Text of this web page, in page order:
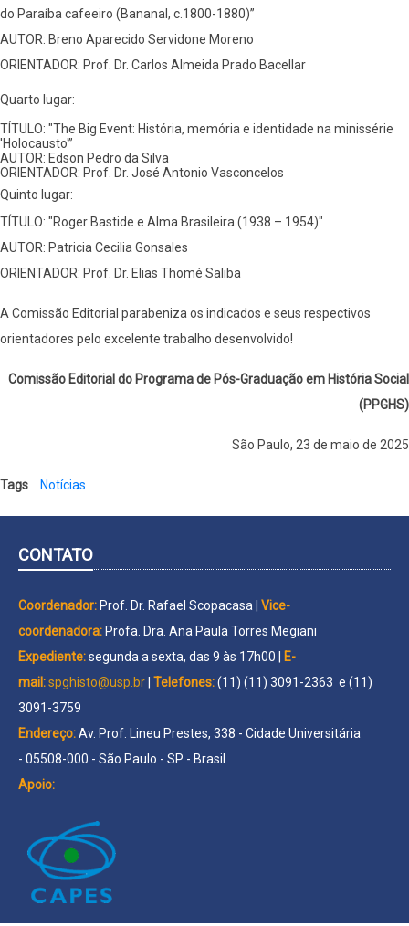
do Paraíba cafeeiro (Bananal, c.1800-1880)”
AUTOR: Breno Aparecido Servidone Moreno
ORIENTADOR: Prof. Dr. Carlos Almeida Prado Bacellar
Quarto lugar:
TÍTULO: "The Big Event: História, memória e identidade na minissérie
'Holocausto'”
AUTOR: Edson Pedro da Silva
ORIENTADOR: Prof. Dr. José Antonio Vasconcelos
Quinto lugar:
TÍTULO: "Roger Bastide e Alma Brasileira (1938 – 1954)"
AUTOR: Patricia Cecilia Gonsales
ORIENTADOR: Prof. Dr. Elias Thomé Saliba
A Comissão Editorial parabeniza os indicados e seus respectivos
orientadores pelo excelente trabalho desenvolvido!
Comissão Editorial do Programa de Pós-Graduação em História Social
(PPGHS)
São Paulo, 23 de maio de 2025
Tags Notícias
CONTATO
Coordenador: Prof. Dr. Rafael Scopacasa | Vice-
coordenadora: Profa. Dra. Ana Paula Torres Megiani
Expediente:segunda a sexta, das 9 às 17h00 |
E-
mail:spghisto@usp.br Telefones:(11) (11) 3091-2363 e (11)
3091-3759
Endereço:Av. Prof. Lineu Prestes, 338 - Cidade Universitária
- 05508-000 - São Paulo - SP - Brasil
Apoio: